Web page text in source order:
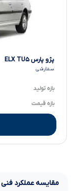
پژو پارس ELX TU۵
سفارشی
بازه تولید
بازه قیمت
مقایسه عملکرد فنی